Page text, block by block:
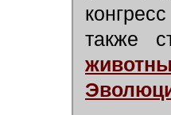
также